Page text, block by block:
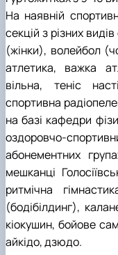
На наявній
секцій з різних
(жінки), волейбол
атлетика, важка
вільна, теніс
спортивна
на базі кафедри
оздоровчо-
абонементних
мешканці
ритмічна
(бодібілдинг),
кіокушин, бойове
айкідо, дзюдо.